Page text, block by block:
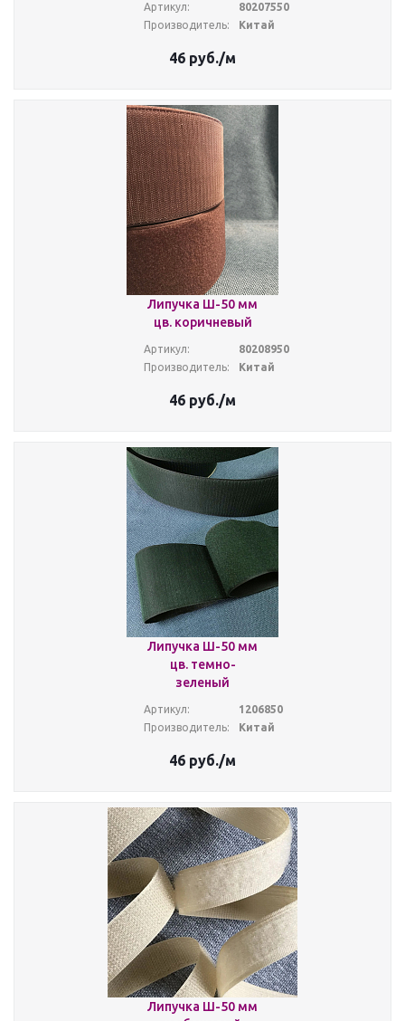
Артикул:
80207550
Производитель:
Китай
46 руб./м
Липучка Ш-50 мм
цв. коричневый
Артикул:
80208950
Производитель:
Китай
46 руб./м
Липучка Ш-50 мм
цв. темно-
зеленый
Артикул:
1206850
Производитель:
Китай
46 руб./м
Липучка Ш-50 мм